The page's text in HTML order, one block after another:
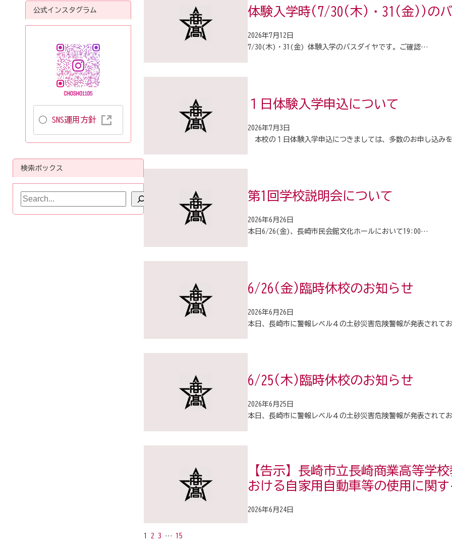
公式インスタグラム
SNS運用方針
検索ボックス
検
索
体験入学時(7/30(木)・31(金))のバ
2026年7月12日
7/30(木)・31(金) 体験入学のバスダイヤです。ご確認…
１日体験入学申込について
2026年7月3日
本校の１日体験入学申込につきましては、多数のお申し込み
第1回学校説明会について
2026年6月26日
本日6/26(金)、長崎市民会館文化ホールにおいて19:00…
6/26(金)臨時休校のお知らせ
2026年6月26日
本日、長崎市に警報レベル４の土砂災害危険警報が発表されて
6/25(木)臨時休校のお知らせ
2026年6月25日
本日、長崎市に警報レベル４の土砂災害危険警報が発表されて
【告示】長崎市立長崎商業高等学
おける自家用自動車等の使用に関す
2026年6月24日
1 2 3 … 15